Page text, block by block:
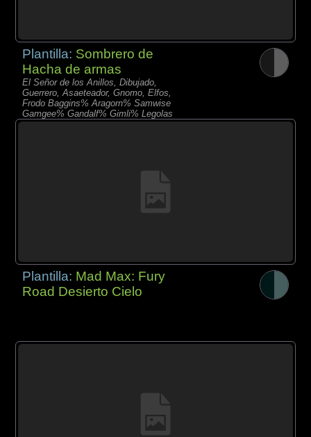
Plantilla: Sombrero de
Hacha de armas
El Señor de los Anillos, Dibujado,
Guerrero, Asaeteador, Gnomo, Elfos,
Frodo Baggins% Aragorn% Samwise
Gamgee% Gandalf% Gimli% Legolas
Plantilla: Mad Max: Fury
Road Desierto Cielo